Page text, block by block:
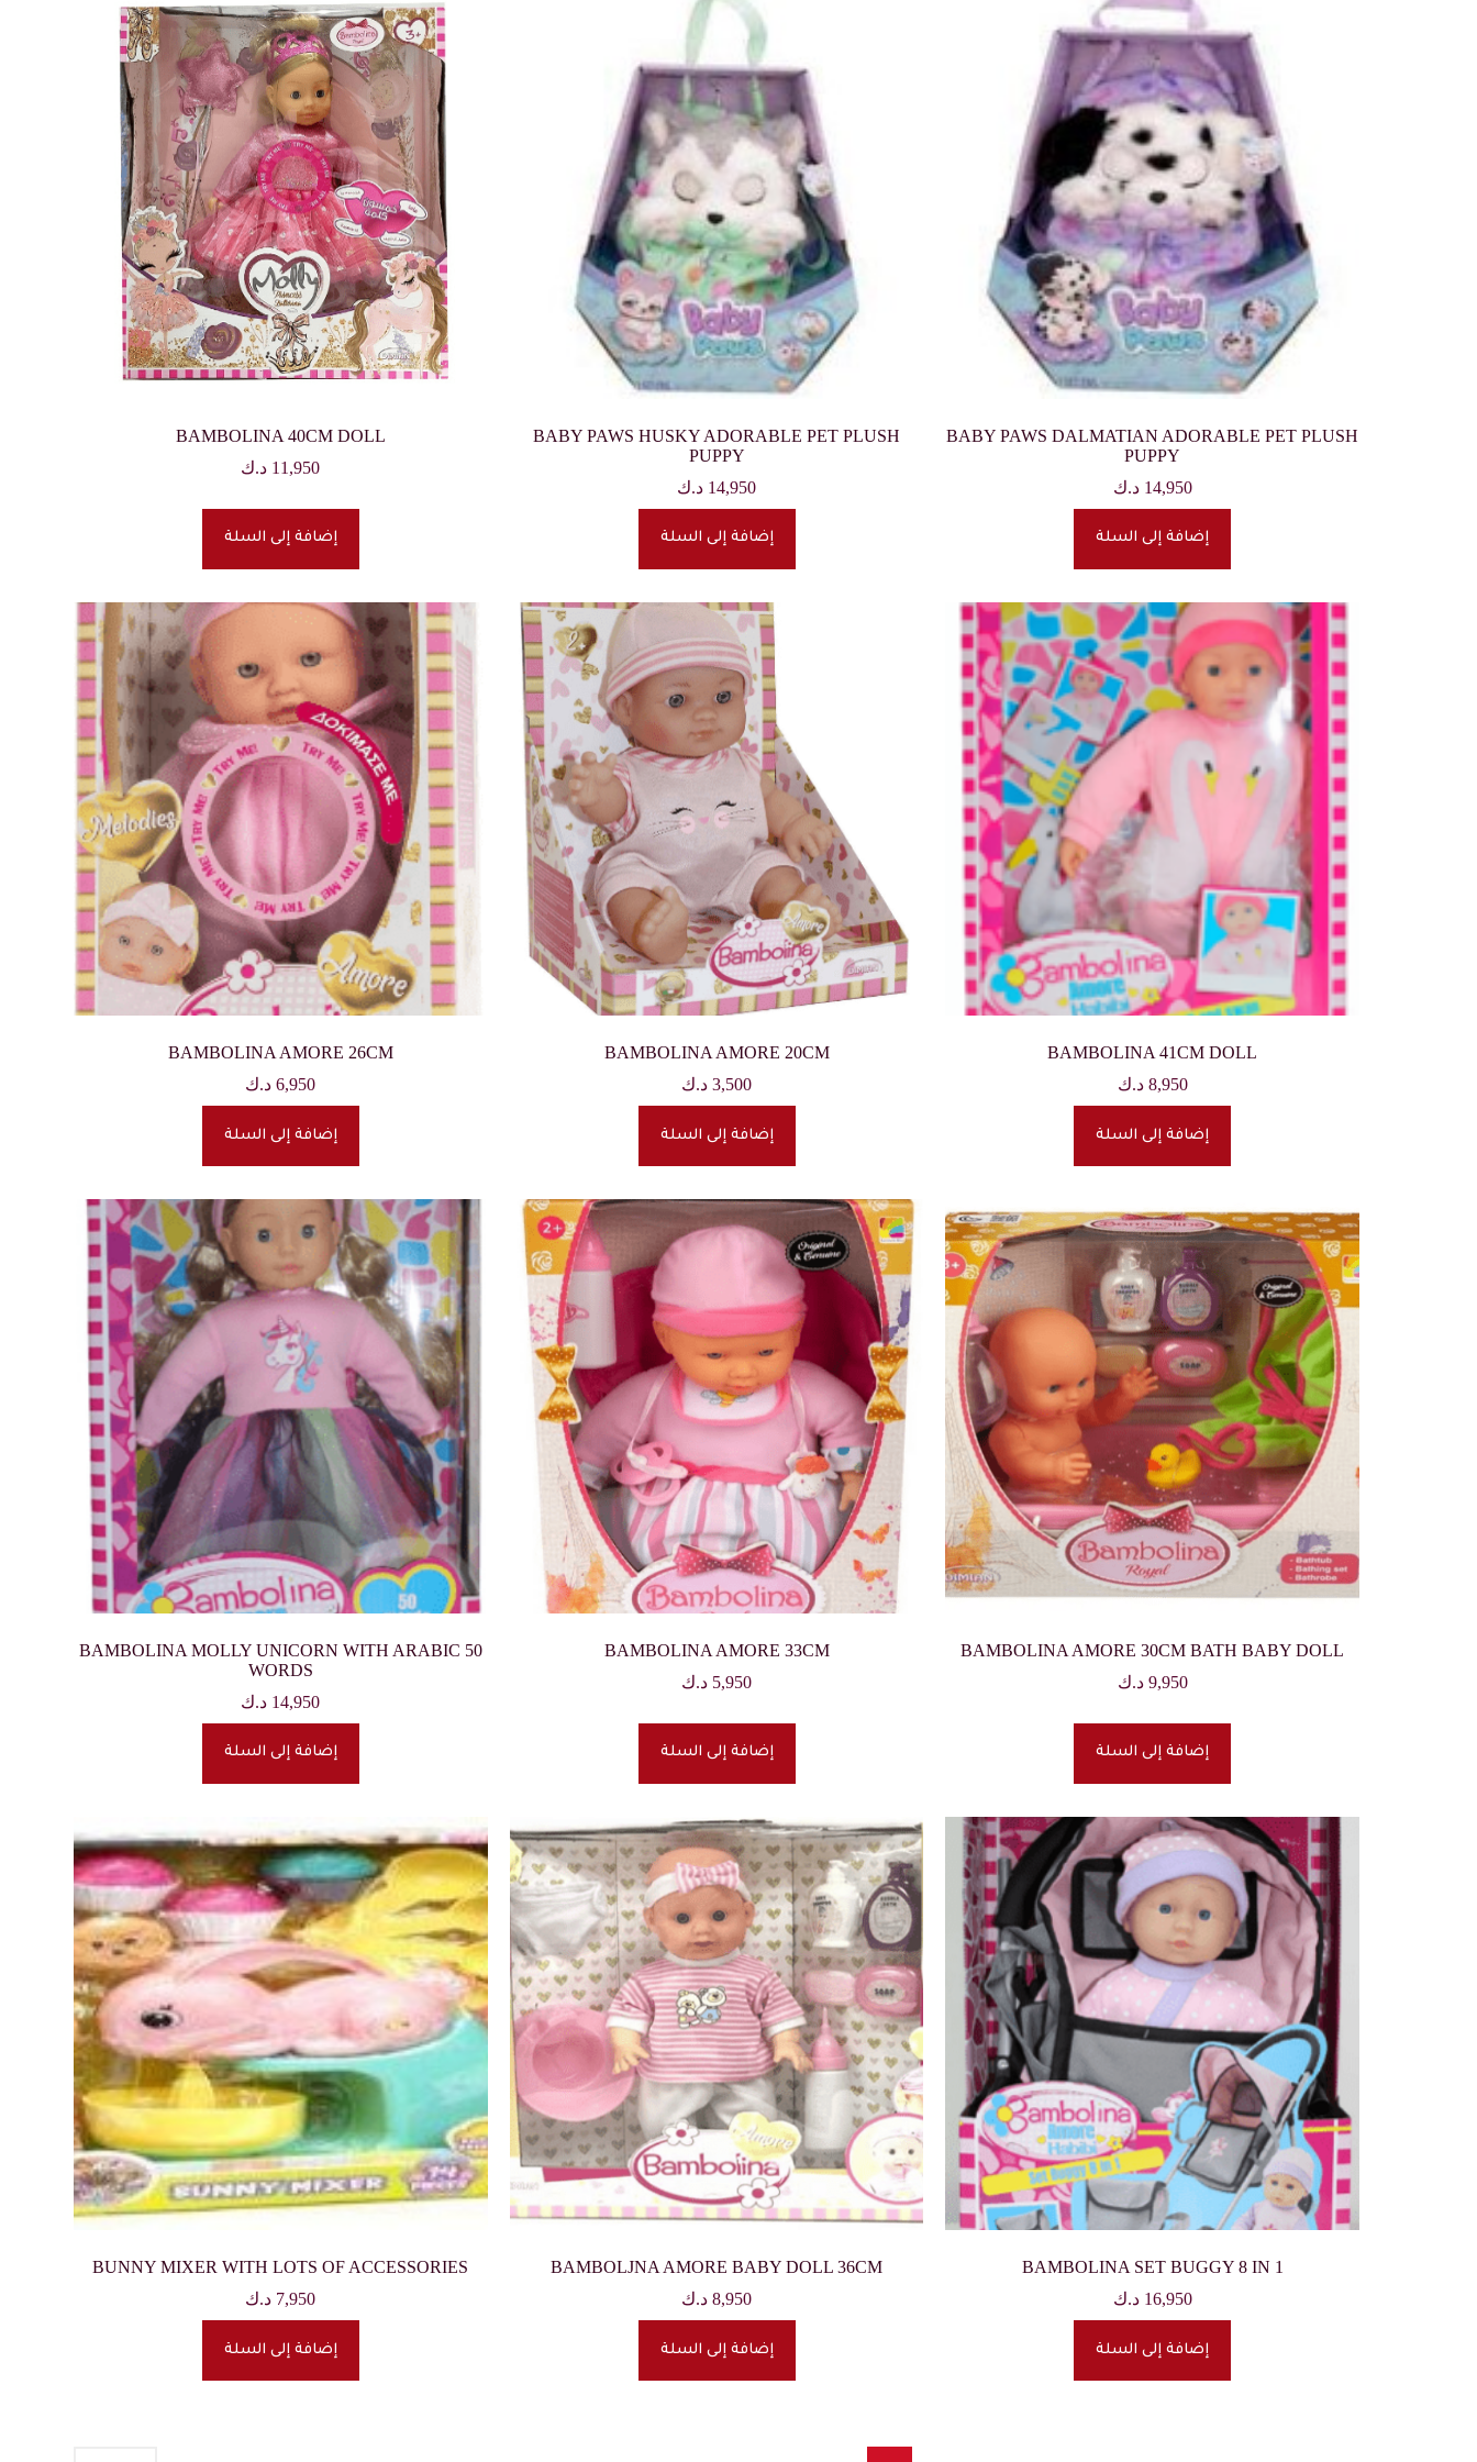
BABY PAWS DALMATIAN ADORABLE PET PLUSH
PUPPY
14,950 د.ك
إضافة إلى السلة
BABY PAWS HUSKY ADORABLE PET PLUSH
PUPPY
14,950 د.ك
إضافة إلى السلة
BAMBOLINA 40CM DOLL
11,950 د.ك
إضافة إلى السلة
BAMBOLINA 41CM DOLL
8,950 د.ك
إضافة إلى السلة
BAMBOLINA AMORE 20CM
3,500 د.ك
إضافة إلى السلة
BAMBOLINA AMORE 26CM
6,950 د.ك
إضافة إلى السلة
BAMBOLINA AMORE 30CM BATH BABY DOLL
9,950 د.ك
إضافة إلى السلة
BAMBOLINA AMORE 33CM
5,950 د.ك
إضافة إلى السلة
BAMBOLINA MOLLY UNICORN WITH ARABIC 50
WORDS
14,950 د.ك
إضافة إلى السلة
BAMBOLINA SET BUGGY 8 IN 1
16,950 د.ك
إضافة إلى السلة
BAMBOLJNA AMORE BABY DOLL 36CM
8,950 د.ك
إضافة إلى السلة
BUNNY MIXER WITH LOTS OF ACCESSORIES
7,950 د.ك
إضافة إلى السلة